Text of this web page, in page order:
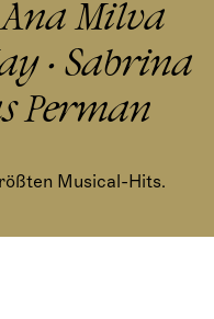
Ana Milva
· Sabrina
Perman
Musical-Hits.